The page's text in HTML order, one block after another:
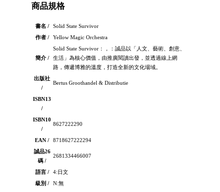
商品規格
書名 /
Solid State Survivor
作者 /
Yellow Magic Orchestra
簡介 /
Solid State Survivor：，：誠品以「人文、藝術、創意、
生活」為核心價值，由推廣閱讀出發，並透過線上網
路，傳遞博雅的溫度，打造全新的文化場域。
出版社
/
Bertus Groothandel & Distributie
ISBN13
/
ISBN10
/
8627222290
EAN /
8718627222294
誠品26
碼 /
2681334466007
語言 /
4:日文
級別 /
N:無